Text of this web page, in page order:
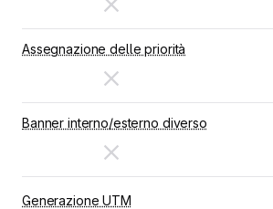
Assegnazione delle priorità
Banner interno/esterno diverso
Generazione UTM